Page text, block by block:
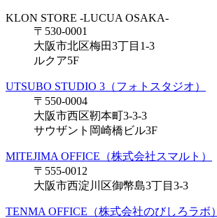
KLON STORE -LUCUA OSAKA-
〒530-0001
大阪市北区梅田3丁目1-3
ルクア5F
UTSUBO STUDIO 3（フォトスタジオ）
〒550-0004
大阪市西区靭本町3-3-3
サウザント岡崎橋ビル3F
MITEJIMA OFFICE（株式会社スマルト）
〒555-0012
大阪市西淀川区御幣島3丁目3-3
TENMA OFFICE（株式会社のびしろラボ）